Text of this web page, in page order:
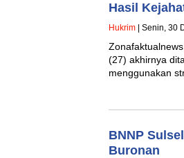
Hasil
Hukrim | Senin, 30
(27) akhirnya
menggunakan
BNNP
Buronan